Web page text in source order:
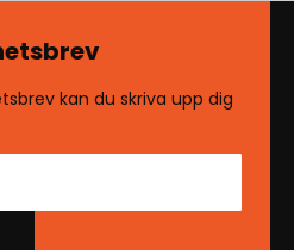
kan du skriva upp dig